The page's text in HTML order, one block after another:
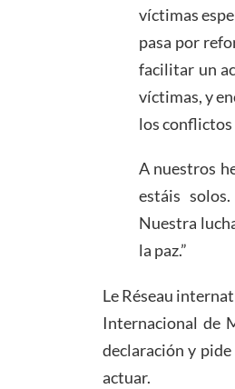
víctimas
pasa por
facilitar un
víctimas, y
los conflictos
A nuestros
estáis
Nuestra
la paz.”
Le Réseau
Internacional de
declaración y
actuar.